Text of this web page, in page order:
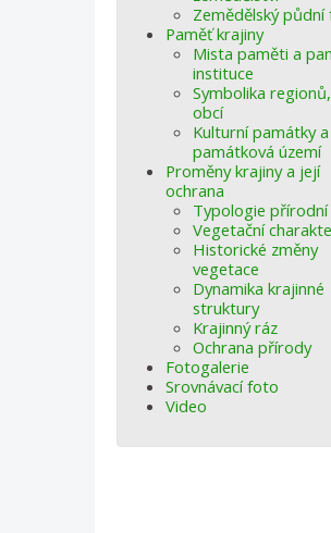
Zemědělský půdní
Paměť krajiny
Mista paměti a
instituce
Symbolika
obcí
Kulturní památky a
památková území
Proměny krajiny a její
ochrana
Typologie přírodní
Vegetační
Historické změny
vegetace
Dynamika krajinné
struktury
Krajinný ráz
Ochrana přírody
Fotogalerie
Srovnávací foto
Video